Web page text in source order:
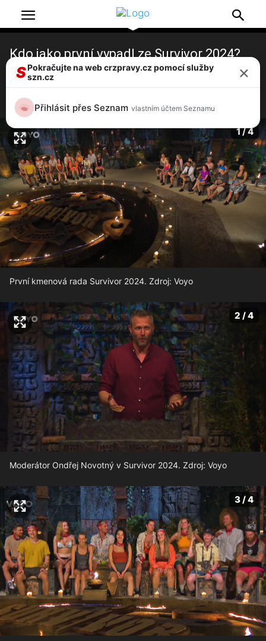
Kdo jako první vypadl ze Survivor 2024?
Ornella Koktová překvapila, Mikýř
šokoval!
1 / 4
První kmenová rada Survivor 2024. Zdroj: Voyo
2 / 4
Moderátor Ondřej Novotný v Survivor 2024. Zdroj: Voyo
3 / 4
SPokračujte na web crzpravy.cz pomocí služby
szn.cz
×
Přihlásit přes Seznam vlastním účtem Seznamu